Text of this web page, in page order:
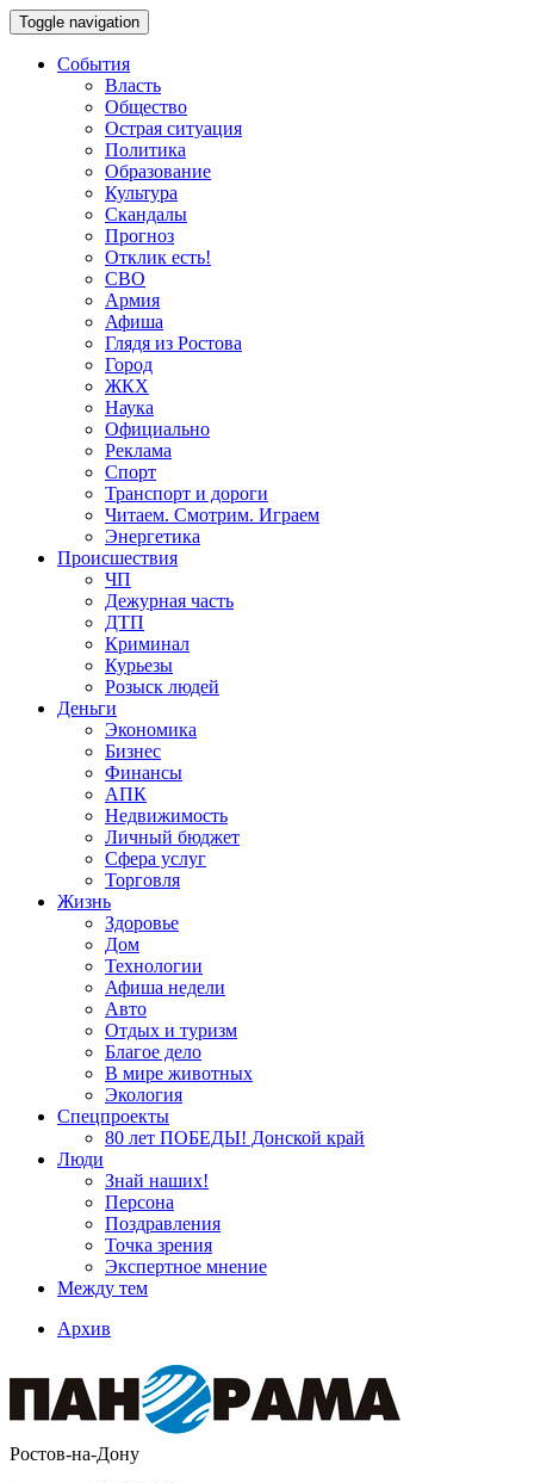
Toggle navigation
События
Власть
Общество
Острая ситуация
Политика
Образование
Культура
Скандалы
Прогноз
Отклик есть!
СВО
Армия
Афиша
Глядя из Ростова
Город
ЖКХ
Наука
Официально
Реклама
Спорт
Транспорт и дороги
Читаем. Смотрим. Играем
Энергетика
Происшествия
ЧП
Дежурная часть
ДТП
Криминал
Курьезы
Розыск людей
Деньги
Экономика
Бизнес
Финансы
АПК
Недвижимость
Личный бюджет
Сфера услуг
Торговля
Жизнь
Здоровье
Дом
Технологии
Афиша недели
Авто
Отдых и туризм
Благое дело
В мире животных
Экология
Спецпроекты
80 лет ПОБЕДЫ! Донской край
Люди
Знай наших!
Персона
Поздравления
Точка зрения
Экспертное мнение
Между тем
Архив
Ростов-на-Дону